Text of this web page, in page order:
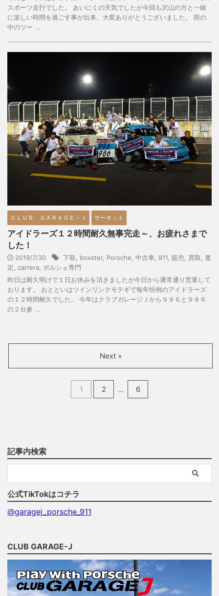
スポーツ走行でした。 あいにくの天気でしたが今回も沢山の方と一緒
に楽しい時間を過ごす事が出来、大変ありがとうございました。 雨の
中のツー ...
ＣＬＵＢ ＧＡＲＡＧＥ－Ｊ サーキット
アイドラーズ１２時間耐久無事完走～、お疲れさまで
した！
2019/7/30 下取, boxster, Porsche, 中古車, 911, 販売, 買取, 査
定, carrera, ポルシェ専門
昨日は耐久明けで１日お休みを頂きましたが今日から通常通り営業して
おります。 おとといはツインリンクモテギで毎年恒例のアイドラーズ
の１２時間耐久でした。 今年はクラブガレージＪから９９６と９８６
の２台参 ...
1 2 … 6
Next »
記事内検索
公式TikTokはコチラ
@garagej_porsche_911
CLUB GARAGE-J